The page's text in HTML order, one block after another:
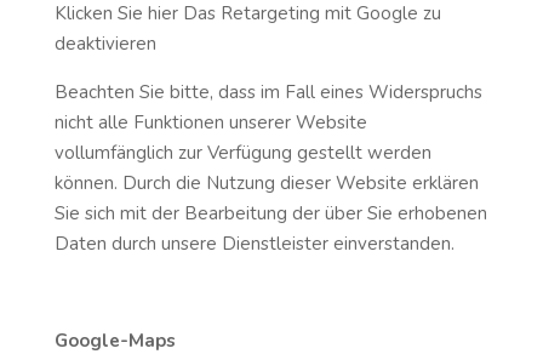
Klicken Sie hier Das Retargeting mit Google zu
deaktivieren
Beachten Sie bitte, dass im Fall eines Widerspruchs
nicht alle Funktionen unserer Website
vollumfänglich zur Verfügung gestellt werden
können. Durch die Nutzung dieser Website erklären
Sie sich mit der Bearbeitung der über Sie erhobenen
Daten durch unsere Dienstleister einverstanden.
Google-Maps